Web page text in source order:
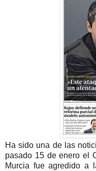
Ha sido una de las
pasado 15 de enero el
Murcia fue agredido a